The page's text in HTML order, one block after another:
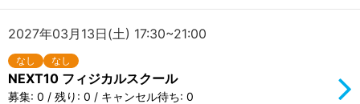
2027年03月13日(土) 17:30~21:00
なし なし
NEXT10 フィジカルスクール
募集: 0 / 残り: 0 / キャンセル待ち: 0